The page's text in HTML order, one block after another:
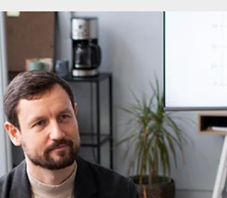
logística reversa
Com a evolução da economia circular e o
fortalecimento da logística reversa, aquilo
que antes era descartado passou a
representar uma grande oportunidade de
negócio, inovação e impacto positivo para
empresas de todos os portes.